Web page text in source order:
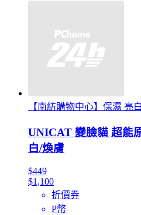
【南紡購物中心】保濕 亮
UNICAT 變臉貓 超能
白/煥膚
$449
$1,100
折價券
P幣